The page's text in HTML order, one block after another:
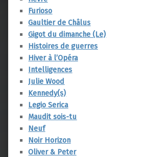
Furioso
Gaultier de Châlus
Gigot du dimanche (Le)
Histoires de guerres
Hiver à l’Opéra
Intelligences
Julie Wood
Kennedy(s)
Legio Serica
Maudit sois-tu
Neuf
Noir Horizon
Oliver & Peter